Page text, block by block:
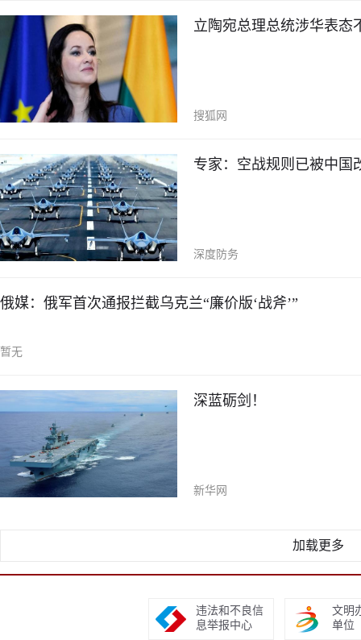
立陶宛总理总统涉华表态
搜狐网
专家：空战规则已被中国
深度防务
俄媒：俄军首次通报拦截乌克兰“廉价版‘战斧’”
暂无
深蓝砺剑！
新华网
加载更多
违法和不良信
息举报中心
文明
单位